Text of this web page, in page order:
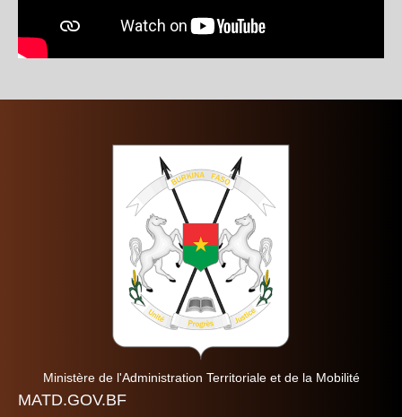
Ministère de l'Administration Territoriale et de la Mobilité
MATD.GOV.BF